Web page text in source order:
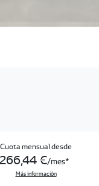
Cuota mensual desde
€/mes
Más información